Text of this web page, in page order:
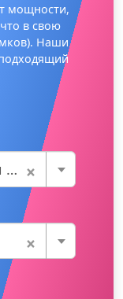
мощности,
в свою
Наши
×
×